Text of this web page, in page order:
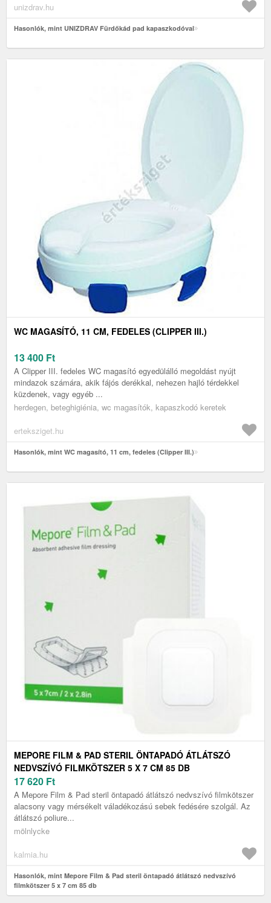
unizdrav.hu
Hasonlók, mint UNIZDRAV Fürdőkád pad kapaszkodóval
WC MAGASÍTÓ, 11 CM, FEDELES (CLIPPER III.)
13 400 Ft
A Clipper III. fedeles WC magasító egyedülálló megoldást nyújt
mindazok számára, akik fájós derékkal, nehezen hajló térdekkel
küzdenek, vagy egyéb ...
herdegen, beteghigiénia, wc magasítók, kapaszkodó keretek
erteksziget.hu
Hasonlók, mint WC magasító, 11 cm, fedeles (Clipper III.)
MEPORE FILM & PAD STERIL ÖNTAPADÓ ÁTLÁTSZÓ
NEDVSZÍVÓ FILMKÖTSZER 5 X 7 CM 85 DB
17 620 Ft
A Mepore Film & Pad steril öntapadó átlátszó nedvszívó filmkötszer
alacsony vagy mérsékelt váladékozású sebek fedésére szolgál. Az
átlátszó poliure...
mölnlycke
kalmia.hu
Hasonlók, mint Mepore Film & Pad steril öntapadó átlátszó nedvszívó
filmkötszer 5 x 7 cm 85 db